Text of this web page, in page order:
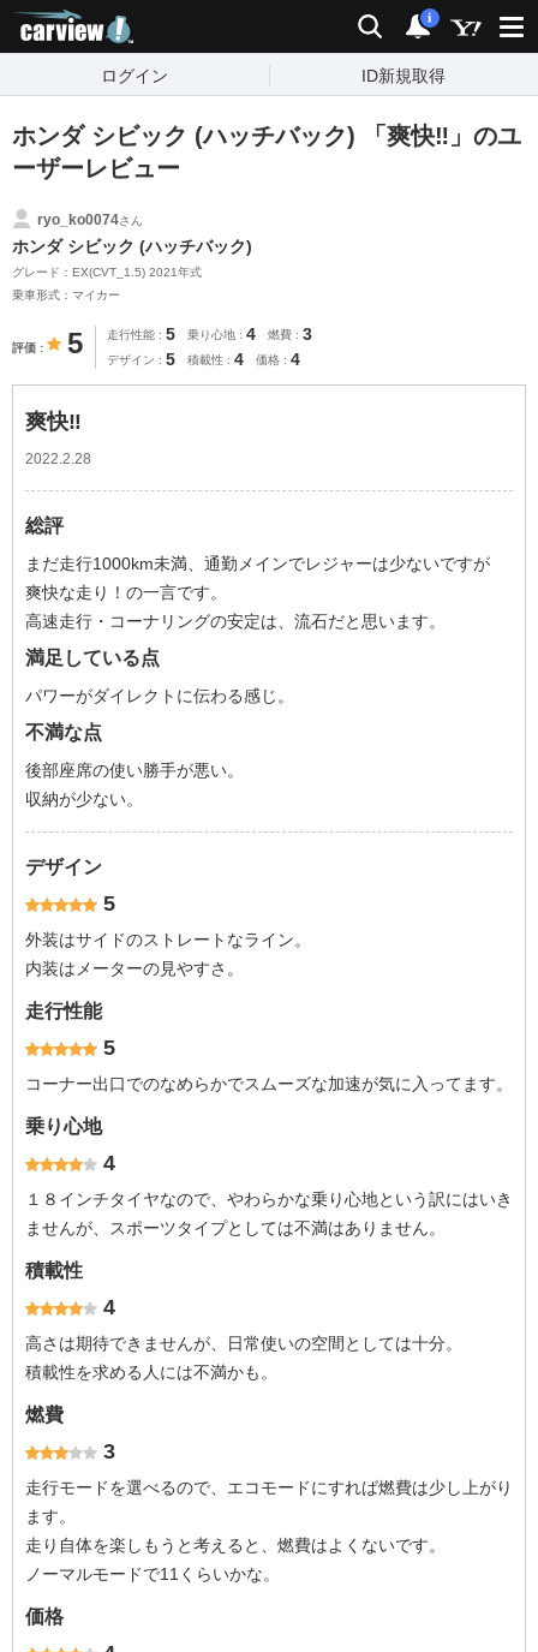
検索 通知
i
ログイン ID新規取得
ホンダ シビック (ハッチバック) 「爽快‼️」のユ
ーザーレビュー
ryo_ko0074さん
ホンダ シビック (ハッチバック)
グレード：EX(CVT_1.5) 2021年式
乗車形式：マイカー
評価 5 走行性能 5 乗り心地 4 燃費 3
デザイン 5 積載性 4 価格 4
爽快‼️
2022.2.28
総評
まだ走行1000km未満、通勤メインでレジャーは少ないですが
爽快な走り！の一言です。
高速走行・コーナリングの安定は、流石だと思います。
満足している点
パワーがダイレクトに伝わる感じ。
不満な点
後部座席の使い勝手が悪い。
収納が少ない。
デザイン
5
外装はサイドのストレートなライン。
内装はメーターの見やすさ。
走行性能
5
コーナー出口でのなめらかでスムーズな加速が気に入ってます。
乗り心地
4
１８インチタイヤなので、やわらかな乗り心地という訳にはいき
ませんが、スポーツタイプとしては不満はありません。
積載性
4
高さは期待できませんが、日常使いの空間としては十分。
積載性を求める人には不満かも。
燃費
3
走行モードを選べるので、エコモードにすれば燃費は少し上がり
ます。
走り自体を楽しもうと考えると、燃費はよくないです。
ノーマルモードで11くらいかな。
価格